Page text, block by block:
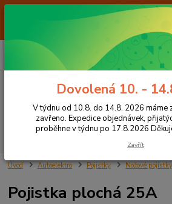
Od 7.8. do 14.8. 2026 máme z důvodu
objednávek, přijatých v tomto období,
Děkujeme za
CZK
+420 605 283 713
Úvod Autoelektro Pojistky Nožové pojistky
Pojistka plochá 25A
Dovolená 10. -
V týdnu od 10.8. do 14.8. 2026 máme
zavřeno. Expedice objednávek,
proběhne v týdnu po 17.8.2026
Zavřít